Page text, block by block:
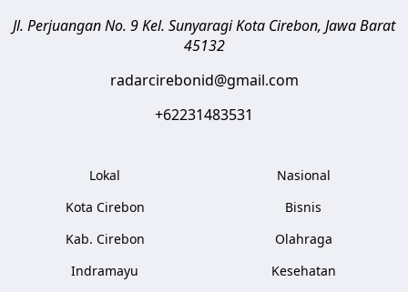
Jl. Perjuangan No. 9 Kel. SunyaragiKota Cirebon, Jawa Barat
45132
radarcirebonid@gmail.com
+62231483531
Lokal
Kota Cirebon
Kab. Cirebon
Indramayu
Nasional
Bisnis
Olahraga
Kesehatan